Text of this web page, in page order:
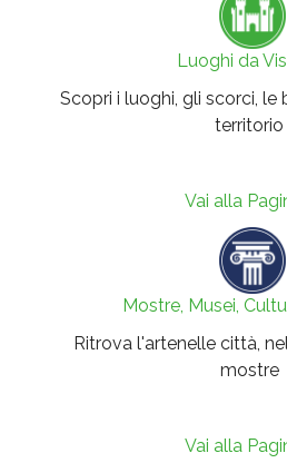
Luoghi da
Scopri i luoghi, gli scorci,
territorio
Vai alla
Mostre, Musei,
Ritrova l'artenelle città,
mostre
Vai alla